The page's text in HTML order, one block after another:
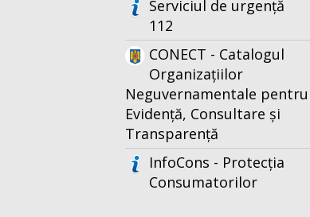
Serviciul de urgență
112
CONECT - Catalogul
Organizațiilor
Neguvernamentale pentru
Evidență, Consultare și
Transparență
InfoCons - Protecția
Consumatorilor